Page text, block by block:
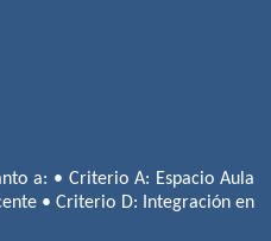
a: • Criterio A: Espacio Aula
• Criterio D: Integración en